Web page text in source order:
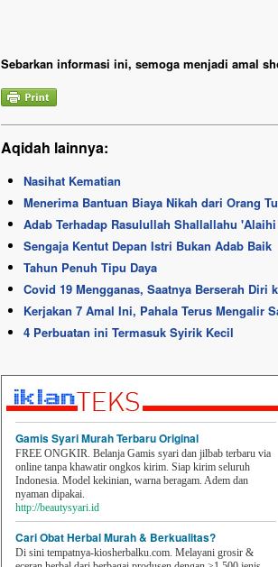
Sebarkan informasi ini, semoga menjadi amal
Aqidah lainnya:
Nasihat Kematian
Menerima Bantuan Biaya Nikah dari Orang
Adab Terhadap Rasulullah ­Shallallahu
Sengaja Kentut Depan Istri Bukan Adab Baik
Tahun Penuh Tipu Daya
Covid 19 Mengganas, Saatnya Berserah Diri
Kerjakan 7 Amal Ini, Pahala Terus Mengalir
4 Perbuatan ini Termasuk Syirik Kecil
Gamis Syari Murah Terbaru Original
FREE ONGKIR. Belanja Gamis syari dan jilbab terbaru via
online tanpa khawatir ongkos kirim. Siap kirim seluruh
Indonesia. Model kekinian, warna beragam. Adem dan
nyaman dipakai.
http://beautysyari.id
Cari Obat Herbal Murah & Berkualitas?
Di sini tempatnya-kiosherbalku.com. Melayani grosir &